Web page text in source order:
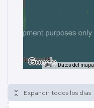
unfold_less Expandir todos los días
Datos del mapa